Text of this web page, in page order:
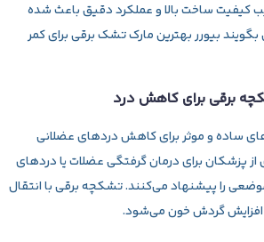
کیفیت ساخت بالا و عملکرد دقیق باعث شده
بیورر بهترین مارک تشک برقی برای کمر
برقی برای کاهش درد
ساده و موثر برای کاهش دردهای عضلانی
پزشکان برای درمان گرفتگی عضلات یا دردهای
را پیشنهاد می‌کنند. تشکچه برقی با انتقال
افزایش گردش خون می‌شود.